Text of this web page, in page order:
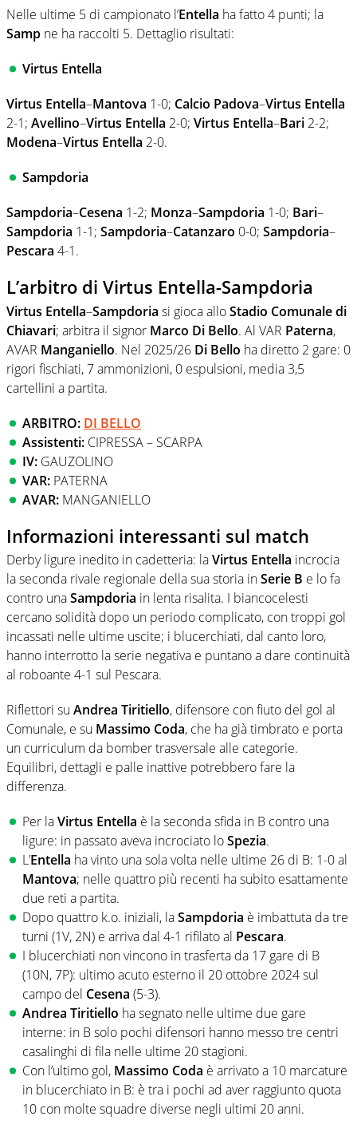
Nelle ultime 5 di campionato l’Entella ha fatto 4 punti; la
Samp ne ha raccolti 5. Dettaglio risultati:
Virtus Entella
Virtus Entella–Mantova 1-0; Calcio Padova–Virtus Entella
2-1; Avellino–Virtus Entella 2-0; Virtus Entella–Bari 2-2;
Modena–Virtus Entella 2-0.
Sampdoria
Sampdoria–Cesena 1-2; Monza–Sampdoria 1-0; Bari–
Sampdoria 1-1; Sampdoria–Catanzaro 0-0; Sampdoria–
Pescara 4-1.
L’arbitro di Virtus Entella-Sampdoria
Virtus Entella–Sampdoria si gioca alloStadio Comunale di
Chiavari; arbitra il signor Marco Di Bello. Al VAR Paterna,
AVAR Manganiello. Nel 2025/26 Di Bello ha diretto 2 gare: 0
rigori fischiati, 7 ammonizioni, 0 espulsioni, media 3,5
cartellini a partita.
ARBITRO: DI BELLO
Assistenti: CIPRESSA – SCARPA
IV: GAUZOLINO
VAR: PATERNA
AVAR: MANGANIELLO
Informazioni interessanti sul match
Derby ligure inedito in cadetteria: laVirtus Entella incrocia
la seconda rivale regionale della sua storia inSerie B e lo fa
contro unaSampdoria in lenta risalita. I biancocelesti
cercano solidità dopo un periodo complicato, con troppi gol
incassati nelle ultime uscite; i blucerchiati, dal canto loro,
hanno interrotto la serie negativa e puntano a dare continuità
al roboante 4-1 sul Pescara.
Riflettori su Andrea Tiritiello, difensore con fiuto del gol al
Comunale, e su Massimo Coda, che ha già timbrato e porta
un curriculum da bomber trasversale alle categorie.
Equilibri, dettagli e palle inattive potrebbero fare la
differenza.
Per laVirtus Entella è la seconda sfida in B contro una
ligure: in passato aveva incrociato loSpezia.
L’Entella ha vinto una sola volta nelle ultime 26 di B: 1-0 al
Mantova; nelle quattro più recenti ha subito esattamente
due reti a partita.
Dopo quattro k.o. iniziali, laSampdoria è imbattuta da tre
turni (1V, 2N) e arriva dal 4-1 rifilato al Pescara.
I blucerchiati non vincono in trasferta da 17 gare di B
(10N, 7P): ultimo acuto esterno il 20 ottobre 2024 sul
campo del Cesena (5-3).
Andrea Tiritiello ha segnato nelle ultime due gare
interne: in B solo pochi difensori hanno messo tre centri
casalinghi di fila nelle ultime 20 stagioni.
Con l’ultimo gol, Massimo Coda è arrivato a 10 marcature
in blucerchiato in B: è tra i pochi ad aver raggiunto quota
10 con molte squadre diverse negli ultimi 20 anni.